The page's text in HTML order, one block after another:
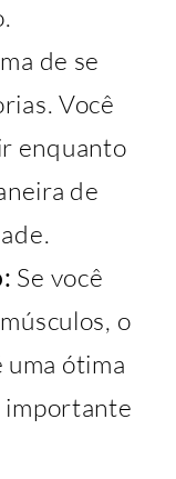
de se
Você
enquanto
de
Se você
o
uma ótima
importante